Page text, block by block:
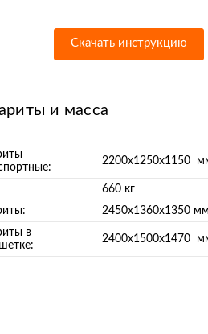
Скачать инструкцию
и масса
2200х1250х1150
660 кг
2450х1360х1350 мм
в
2400х1500х1470